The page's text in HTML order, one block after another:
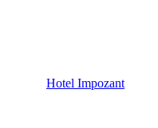
Hotel Impozant